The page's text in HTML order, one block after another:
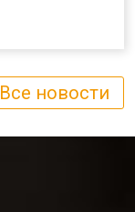
Все новости